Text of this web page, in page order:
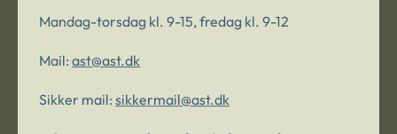
Mandag-torsdag kl. 9-15, fredag kl. 9-12
Mail: ast@ast.dk
Sikker mail: sikkermail@ast.dk